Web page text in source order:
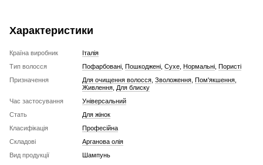
Характеристики
Країна виробник
Італія
Тип волосся
Пофарбовані Пошкоджені Сухе Нормальні Пористі
Призначення
Для очищення волосся Зволоження Пом'якшення
Живлення Для блиску
Час застосування
Універсальний
Стать
Для жінок
Класифікація
Професійна
Складові
Арганова олія
Вид продукції
Шампунь